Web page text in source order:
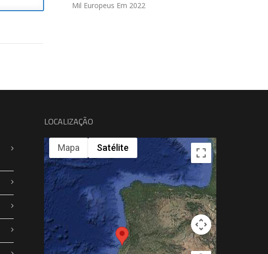
Mil Europeus Em 2022
LOCALIZAÇÃO
Mapa Satélite